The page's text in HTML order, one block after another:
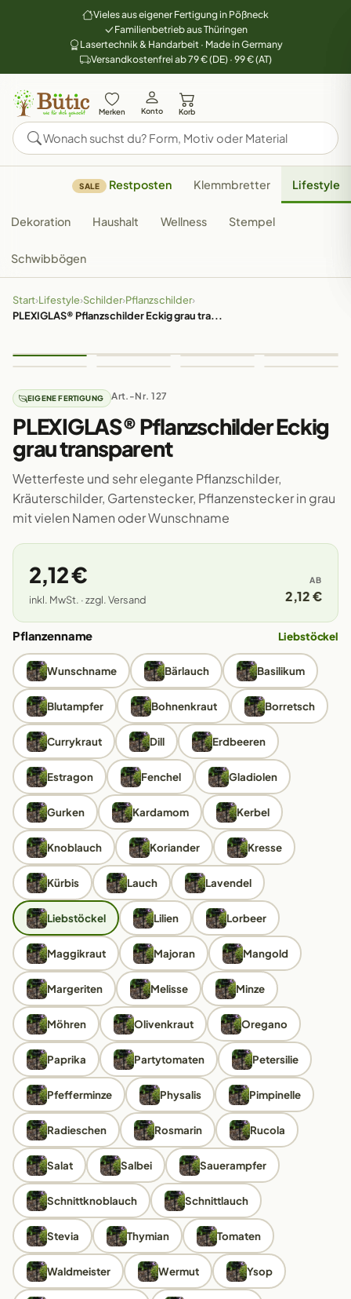
Vieles aus eigener Fertigung in Pößneck
Familienbetrieb aus Thüringen
Lasertechnik & Handarbeit · Made in Germany
Versandkostenfrei ab 79 € (DE) · 99 € (AT)
Merken Konto Korb
SALE Restposten Klemmbretter Lifestyle
Dekoration Haushalt Wellness Stempel
Schwibbögen
Start›Lifestyle›Schilder›Pflanzschilder›
PLEXIGLAS® Pflanzschilder Eckig grau tra...
EIGENE FERTIGUNG Art.-Nr. 127
PLEXIGLAS® Pflanzschilder Eckig
grau transparent
Wetterfeste und sehr elegante Pflanzschilder,
Kräuterschilder, Gartenstecker, Pflanzenstecker in grau
mit vielen Namen oder Wunschname
2,12 €
inkl. MwSt. · zzgl. Versand
AB
2,12 €
Pflanzenname Liebstöckel
Wunschname Bärlauch Basilikum
Blutampfer Bohnenkraut Borretsch
Currykraut Dill Erdbeeren
Estragon Fenchel Gladiolen
Gurken Kardamom Kerbel
Knoblauch Koriander Kresse
Kürbis Lauch Lavendel
Liebstöckel Lilien Lorbeer
Maggikraut Majoran Mangold
Margeriten Melisse Minze
Möhren Olivenkraut Oregano
Paprika Partytomaten Petersilie
Pfefferminze Physalis Pimpinelle
Radieschen Rosmarin Rucola
Salat Salbei Sauerampfer
Schnittknoblauch Schnittlauch
Stevia Thymian Tomaten
Waldmeister Wermut Ysop